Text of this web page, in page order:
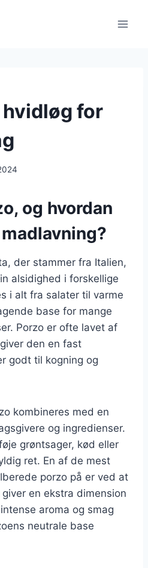
hvidløg for
og hvordan
der stammer fra Italien,
alsidighed i forskellige
i alt fra salater til varme
base for mange
Porzo er ofte lavet af
den en fast
godt til kogning og
kombineres med en
og ingredienser.
grøntsager, kød eller
ret. En af de mest
porzo på er ved at
en ekstra dimension
aroma og smag
neutrale base